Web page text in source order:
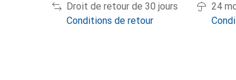
Droit de retour de 30 jours
Conditions de retour
24